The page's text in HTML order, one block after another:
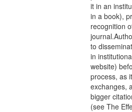
it in an
in a book),
recognition
to
in
website)
process, as
exchanges,
bigger
(see The